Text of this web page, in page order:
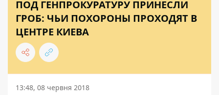
ПОД ГЕНПРОКУРАТУРУ ПРИНЕСЛИ
ГРОБ: ЧЬИ ПОХОРОНЫ ПРОХОДЯТ В
ЦЕНТРЕ КИЕВА
13:48, 08 червня 2018